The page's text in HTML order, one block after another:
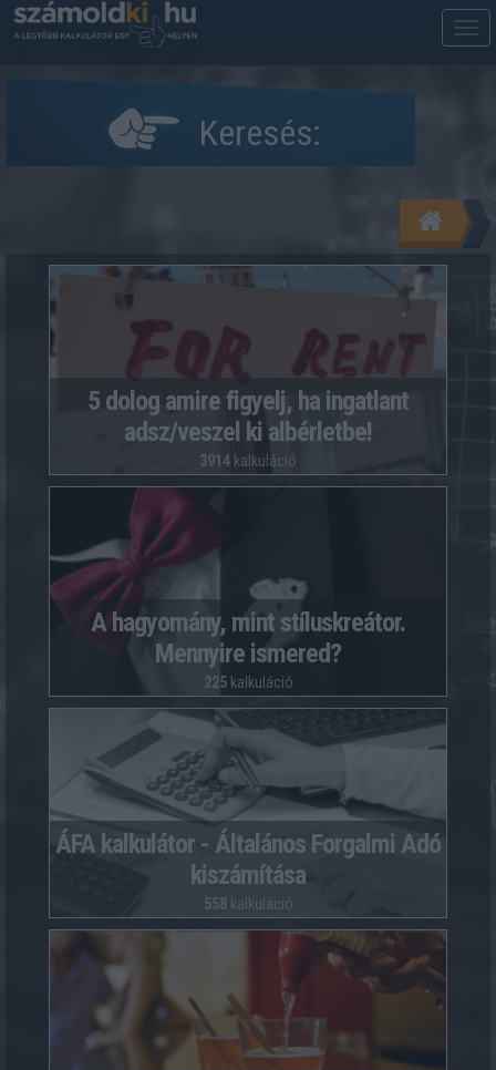
Keresés:
5 dolog amire figyelj, ha ingatlant
adsz/veszel ki albérletbe!
3914 kalkuláció
A hagyomány, mint stíluskreátor.
Mennyire ismered?
225kalkuláció
ÁFA kalkulátor - Általános Forgalmi Adó
kiszámítása
558kalkuláció